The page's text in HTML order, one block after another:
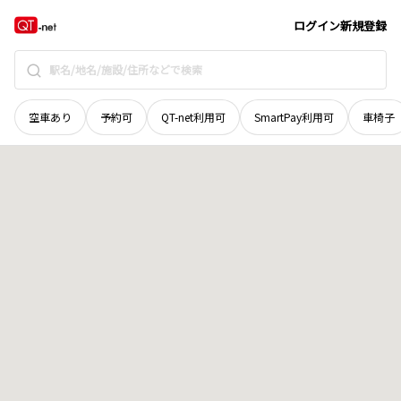
ログイン新規登録
空車あり 予約可 QT-net利用可 SmartPay利用可 車椅子
北海道